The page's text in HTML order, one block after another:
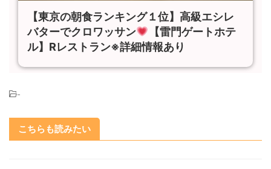
【東京の朝食ランキング１位】高級エシレ
バターでクロワッサン
【雷門ゲートホテ
ル】Rレストラン※詳細情報あり
-
こちらも読みたい